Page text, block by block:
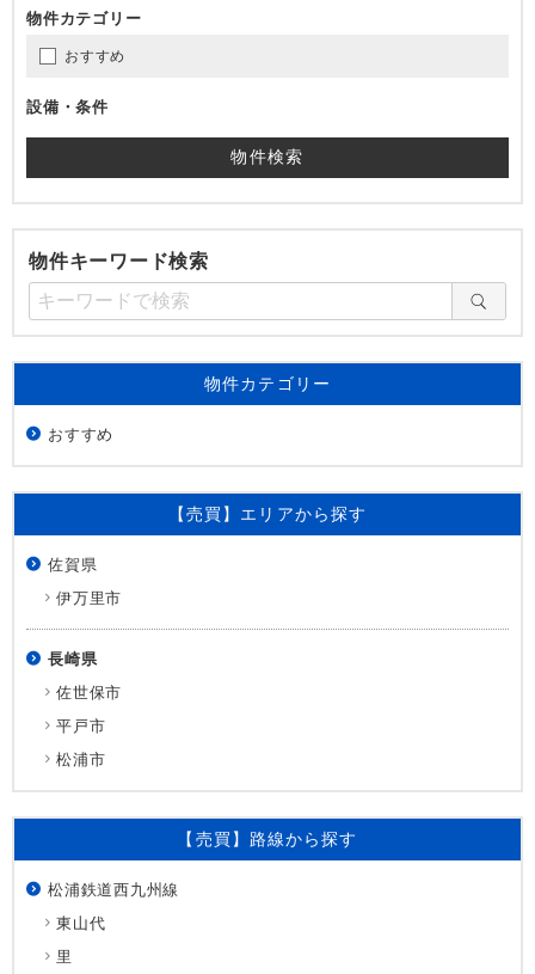
物件カテゴリー
おすすめ
設備・条件
物件キーワード検索
物件カテゴリー
おすすめ
【売買】エリアから探す
佐賀県
伊万里市
長崎県
佐世保市
平戸市
松浦市
【売買】路線から探す
松浦鉄道西九州線
東山代
里